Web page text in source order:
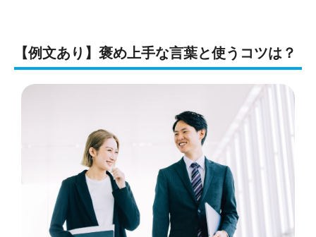
【例文あり】褒め上手な言葉と使うコツは？